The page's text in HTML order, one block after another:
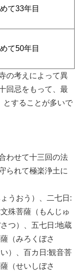
て33年目
て50年目
の考えによって異
回忌をもって、最
とすることが多いで
わせて十三回の法
られて極楽浄土に
うおう）、二七日:
殊菩薩（もんじゅ
つ）、五七日:地蔵
（みろくぼさ
）、百カ日:観音菩
（せいしぼさ